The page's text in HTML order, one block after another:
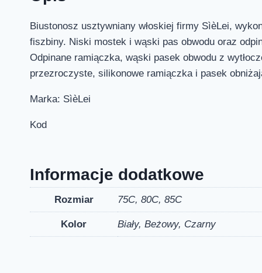
Biustonosz usztywniany włoskiej firmy SìèLei,
fiszbiny. Niski mostek i wąski pas obwodu oraz
Odpinane ramiączka, wąski pasek obwodu z
przezroczyste, silikonowe ramiączka i pasek
Marka: SìèLei
Kod
Informacje dodatkowe
Rozmiar 75C, 80C, 85C
Kolor Biały, Beżowy, Czarny